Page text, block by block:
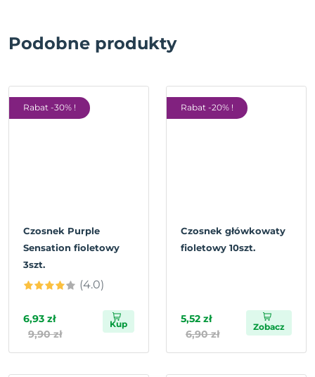
Podobne produkty
Rabat -30% !
Czosnek Purple
Sensation fioletowy
3szt.
(4.0)
6,93 zł
9,90 zł
Kup
Rabat -20% !
Czosnek główkowaty
fioletowy 10szt.
5,52 zł
6,90 zł
Zobacz